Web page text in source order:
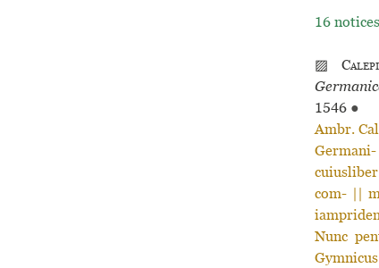
16
▨
1546 ●
Ambr.
com- ||
Nunc